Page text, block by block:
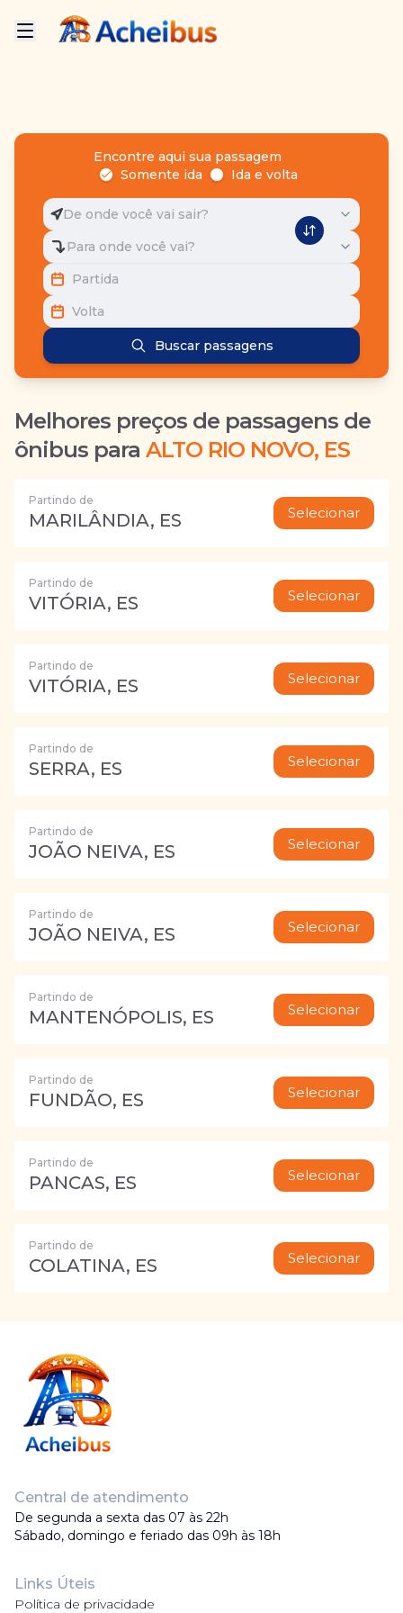
Encontre aqui sua passagem
Somente ida
Ida e volta
De onde você vai sair?
Para onde você vai?
Partida
Volta
Buscar passagens
Melhores preços de passagens de
ônibus para ALTO RIO NOVO, ES
Partindo de
MARILÂNDIA, ES Selecionar
Partindo de
VITÓRIA, ES Selecionar
Partindo de
VITÓRIA, ES Selecionar
Partindo de
SERRA, ES Selecionar
Partindo de
JOÃO NEIVA, ES Selecionar
Partindo de
JOÃO NEIVA, ES Selecionar
Partindo de
MANTENÓPOLIS, ES Selecionar
Partindo de
FUNDÃO, ES Selecionar
Partindo de
PANCAS, ES Selecionar
Partindo de
COLATINA, ES Selecionar
Central de atendimento
De segunda a sexta das 07 às 22h
Sábado, domingo e feriado das 09h às 18h
Links Úteis
Política de privacidade